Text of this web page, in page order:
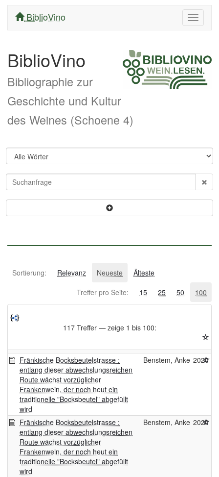
ein/
BiblioVino
BiblioVino
Bibliographie zur
Geschichte und Kultur
des Weines (Schoene 4)
Sortierung: Relevanz Neueste
Älteste
Treffer pro Seite:
15 25 50 100
117 Treffer — zeige 1 bis 100:
Fränkische Bocksbeutelstrasse :
entlang dieser abwechslungsreichen
Route wächst vorzüglicher
Frankenwein, der noch heut ein
traditionelle "Bocksbeutel" abgefüllt
wird
Benstem, Anke 2020
Fränkische Bocksbeutelstrasse :
entlang dieser abwechslungsreichen
Route wächst vorzüglicher
Frankenwein, der noch heut ein
traditionelle "Bocksbeutel" abgefüllt
wird
Benstem, Anke 2020